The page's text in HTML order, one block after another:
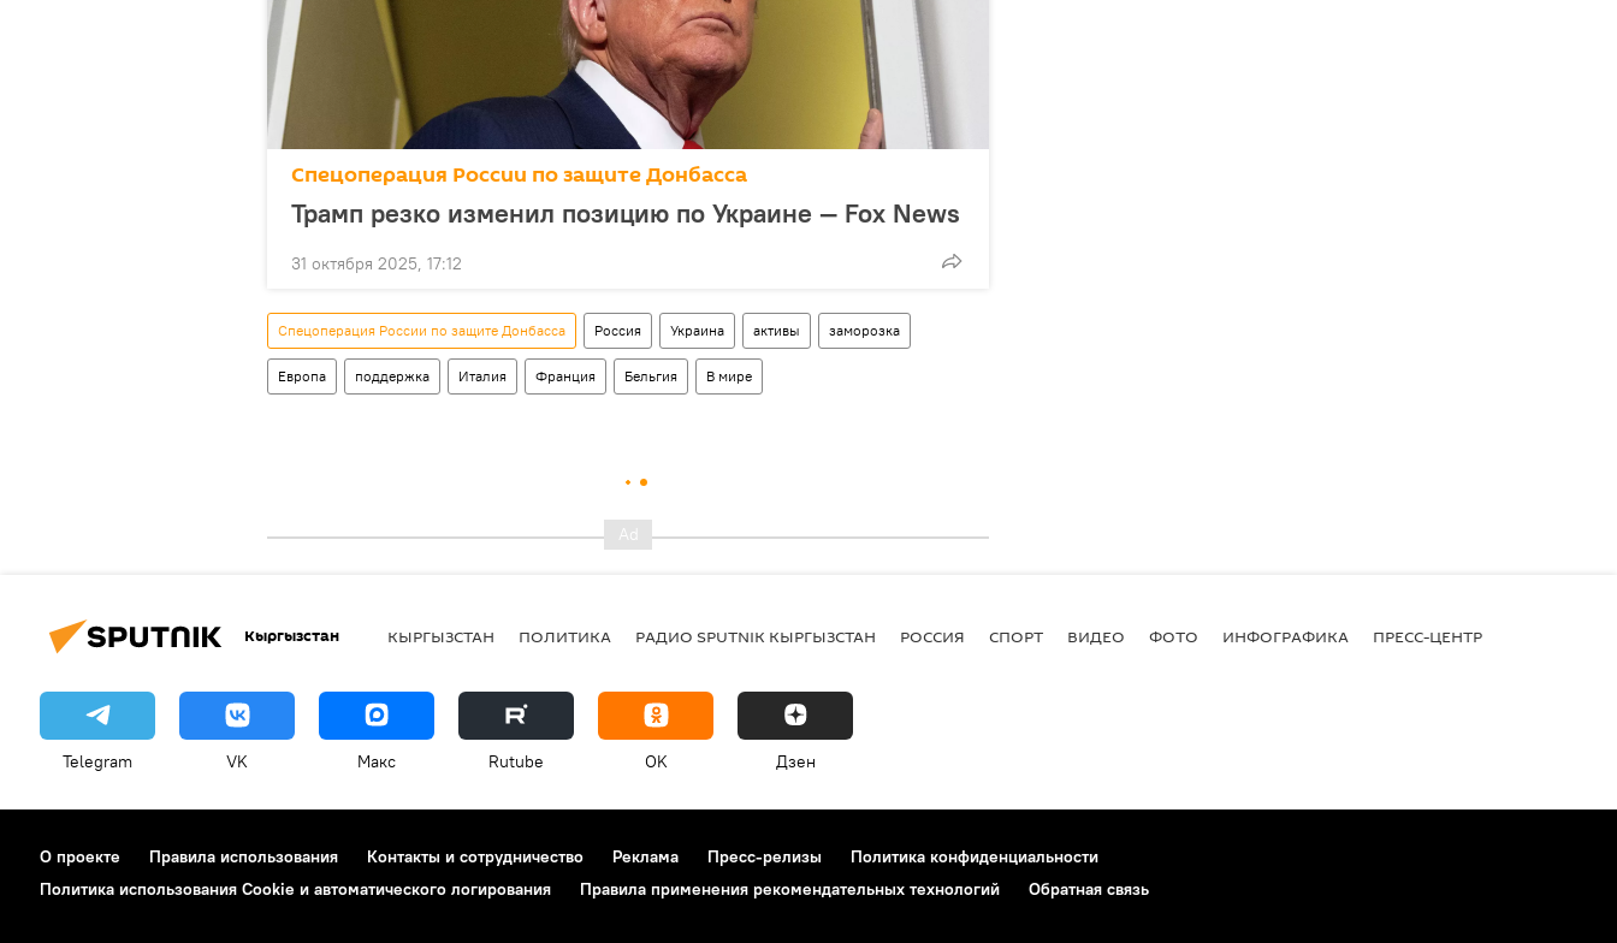
Спецоперация России по защите Донбасса
Трамп резко изменил позицию по Украине — Fox News
31 октября 2025, 17:12
Спецоперация России по защите Донбасса Россия Украина активы заморозка
Европа поддержка Италия Франция Бельгия В мире
Кыргызстан КЫРГЫЗСТАН ПОЛИТИКА РАДИО SPUTNIK КЫРГЫЗСТАН РОССИЯ СПОРТ ВИДЕО ФОТО ИНФОГРАФИКА ПРЕСС-ЦЕНТР
Telegram VK Макс Rutube OK Дзен
О проекте Правила использования Контакты и сотрудничество Реклама Пресс-релизы
Политика конфиденциальности
Политика использования Cookie и автоматического логирования
Правила применения рекомендательных технологий Обратная связь